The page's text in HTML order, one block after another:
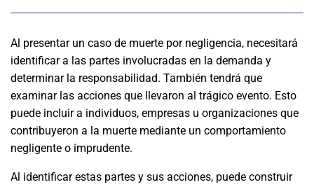
Al presentar un caso de muerte por negligencia, necesitará
identificar a las partes involucradas en la demanda y
determinar la responsabilidad. También tendrá que
examinar las acciones que llevaron al trágico evento. Esto
puede incluir a individuos, empresas u organizaciones que
contribuyeron a la muerte mediante un comportamiento
negligente o imprudente.
Al identificar estas partes y sus acciones, puede construir